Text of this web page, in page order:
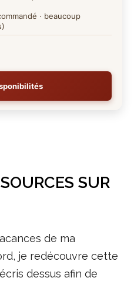
· beaucoup
SUR
de ma
je redécouvre cette
dessus afin de